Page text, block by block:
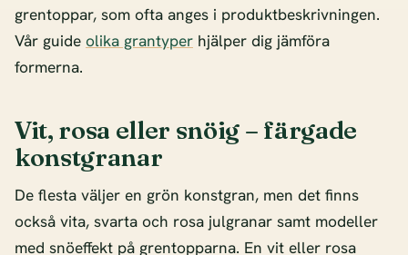
grentoppar, som ofta anges i produktbeskrivningen.
Vår guide olika grantyper hjälper dig jämföra
formerna.
Vit, rosa eller snöig – färgade
konstgranar
De flesta väljer en grön konstgran, men det finns
också vita, svarta och rosa julgranar samt modeller
med snöeffekt på grentopparna. En vit eller rosa